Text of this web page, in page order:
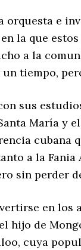
e
la que
a la
tiempo,
sus
María y
a la
sin perder
en
hijo de
cuya